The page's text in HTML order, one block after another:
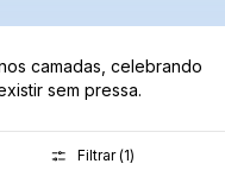
camadas, celebrando
sem pressa.
Filtrar (1)